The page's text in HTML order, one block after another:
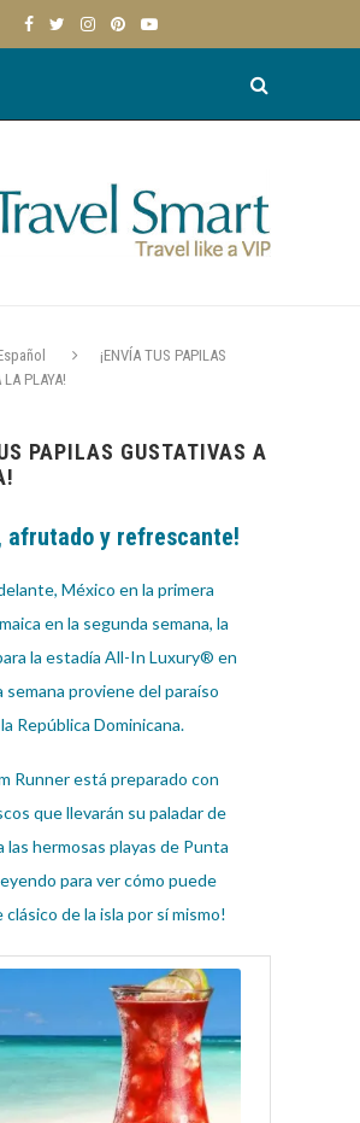
¡ENVÍA TUS PAPILAS
PLAYA!
PAPILAS GUSTATIVAS A
afrutado y refrescante!
México en la primera
en la segunda semana, la
la estadía All-In Luxury® en
semana proviene del paraíso
República Dominicana.
Runner está preparado con
que llevarán su paladar de
las hermosas playas de Punta
para ver cómo puede
de la isla por sí mismo!